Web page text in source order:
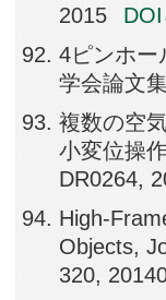
2015
4ピンホー
学会論文
複数の空
小変位操
DR0264,
High-
Objects,
320,